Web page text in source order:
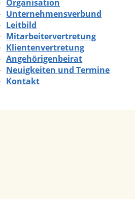
Organisation
Unternehmensverbund
Leitbild
Mitarbeitervertretung
Klientenvertretung
Angehörigenbeirat
Neuigkeiten und Termine
Kontakt